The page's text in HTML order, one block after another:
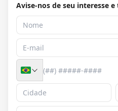
Avise-nos de seu interesse